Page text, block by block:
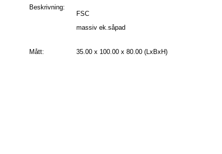
Beskrivning:
FSC
massiv ek.såpad
Mått: 35.00 x 100.00 x 80.00 (LxBxH)